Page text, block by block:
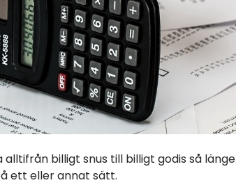
billigt snus till billigt godis så länge
ett eller annat sätt.